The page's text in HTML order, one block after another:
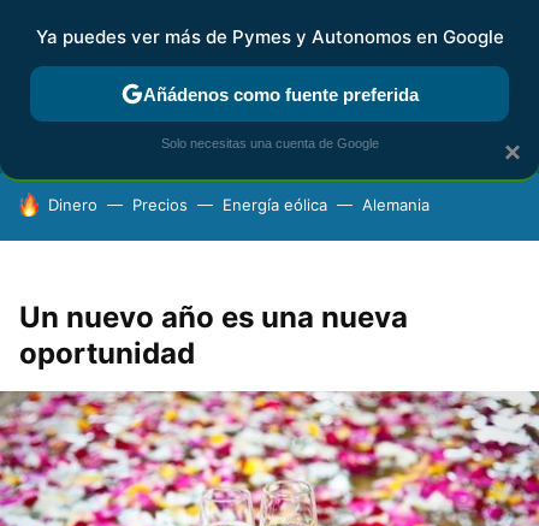
FISCALIDAD Y CONTABILIDAD KIT DIGITAL RENTA
HOY SE HABLA DE
Dinero Precios Energía eólica Alemania
Un nuevo año es una nueva
oportunidad
×
Ya puedes ver más de Pymes y Autonomos en Google
Añádenos como fuente preferida
Solo necesitas una cuenta de Google